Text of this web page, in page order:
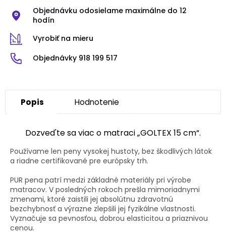
Objednávku odosielame maximálne do 12
hodín
Vyrobiť na mieru
Objednávky 918 199 517
Popis Hodnotenie
Dozved'te sa viac o matraci „GOLTEX 15 cm“.
Používame len peny vysokej hustoty, bez škodlivých látok
a riadne certifikované pre európsky trh.
PUR pena patrí medzi základné materiály pri výrobe
matracov. V posledných rokoch prešla mimoriadnymi
zmenami, ktoré zaistili jej absolútnu zdravotnú
bezchybnosť a výrazne zlepšili jej fyzikálne vlastnosti.
Vyznačuje sa pevnosťou, dobrou elasticitou a priaznivou
cenou.